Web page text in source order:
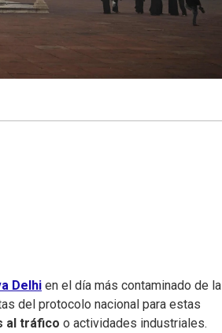
Delhi en el día más contaminado de la
del protocolo nacional para estas
al tráfico o actividades industriales.